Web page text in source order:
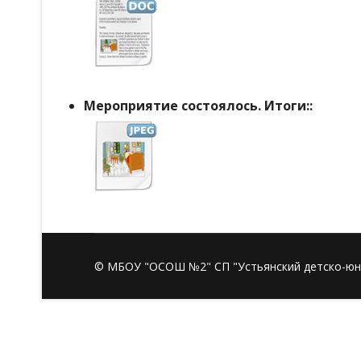
Мероприятие состоялось. Итоги::
© МБОУ "ОСОШ №2" СП "Устьянский детско-